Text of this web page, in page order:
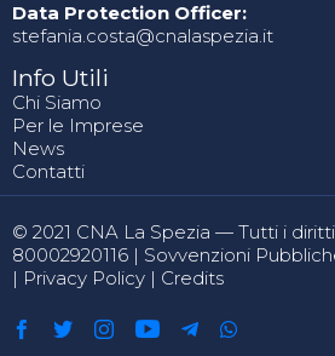
Data Protection Officer:
stefania.costa@cnalaspezia.it
Info Utili
Chi Siamo
Per le Imprese
News
Contatti
© 2021 CNA La Spezia — Tutti i diritti
80002920116 | Sovvenzioni
| Privacy Policy | Credits